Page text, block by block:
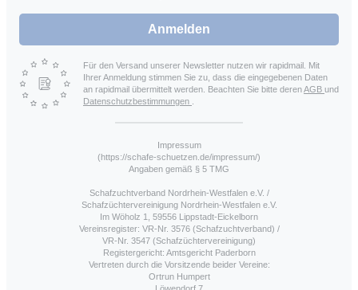
Anmelden
Für den Versand unserer Newsletter nutzen wir rapidmail. Mit
Ihrer Anmeldung stimmen Sie zu, dass die eingegebenen Daten
an rapidmail übermittelt werden. Beachten Sie bitte derenAGB und
Datenschutzbestimmungen
Impressum
(https://schafe-schuetzen.de/impressum/)
Angaben gemäß § 5 TMG
Schafzuchtverband Nordrhein-Westfalen e.V. /
Schafzüchtervereinigung Nordrhein-Westfalen e.V.
Im Wöholz 1, 59556 Lippstadt-Eickelborn
Vereinsregister: VR-Nr. 3576 (Schafzuchtverband) /
VR-Nr. 3547 (Schafzüchtervereinigung)
Registergericht: Amtsgericht Paderborn
Vertreten durch die Vorsitzende beider Vereine:
Ortrun Humpert